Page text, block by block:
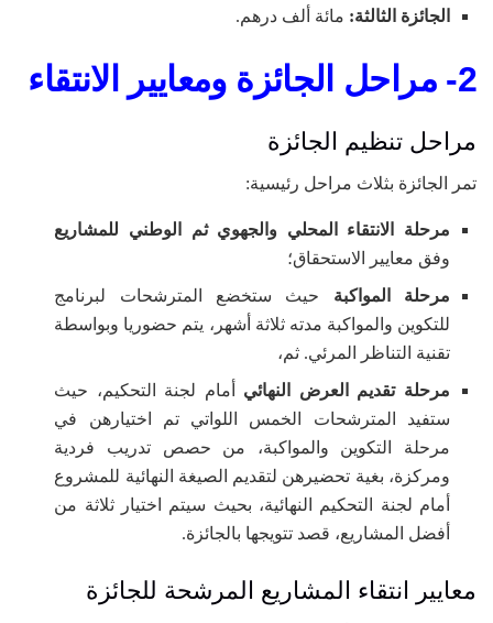
الجائزة الثالثة: مائة ألف درهم.
2- مراحل الجائزة ومعايير الانتقاء
مراحل تنظيم الجائزة
تمر الجائزة بثلاث مراحل رئيسية:
مرحلة الانتقاء المحلي والجهوي ثم الوطني للمشاريع
وفق معايير الاستحقاق؛
مرحلة المواكبة حيث ستخضع المترشحات لبرنامج
للتكوين والمواكبة مدته ثلاثة أشهر، يتم حضوريا وبواسطة
تقنية التناظر المرئي. ثم،
مرحلة تقديم العرض النهائي أمام لجنة التحكيم، حيث
ستفيد المترشحات الخمس اللواتي تم اختيارهن في
مرحلة التكوين والمواكبة، من حصص تدريب فردية
ومركزة، بغية تحضيرهن لتقديم الصيغة النهائية للمشروع
أمام لجنة التحكيم النهائية، بحيث سيتم اختيار ثلاثة من
أفضل المشاريع، قصد تتويجها بالجائزة.
معايير انتقاء المشاريع المرشحة للجائزة